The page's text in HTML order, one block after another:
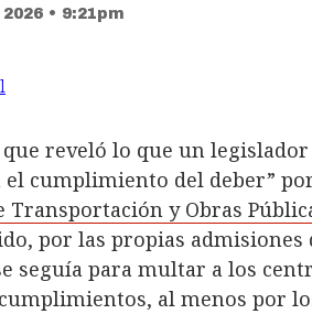
• 9:21pm
reveló lo que un
el cumplimiento del deber”
Transportación y Obras
por las propias
seguía para multar a los
al menos por